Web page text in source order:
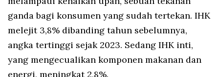
ganda bagi konsumen yang sudah tertekan. IHK
melejit 3,8% dibanding tahun sebelumnya,
angka tertinggi sejak 2023. Sedang IHK inti,
yang mengecualikan komponen makanan dan
energi, meningkat 2,8%.